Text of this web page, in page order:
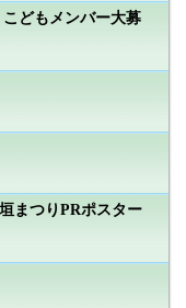
どもメンバー大募
まつりPRポスター